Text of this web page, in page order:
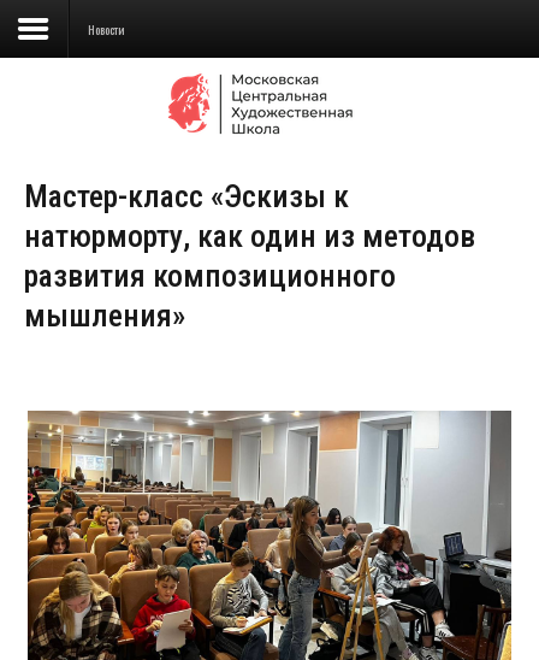
Сведения об образовательной
Школа
Училище
Детская Художественная школа
Образование
Доп. образование
Курсы повышения квалификации
Центр непрерывного образования
Новости
Мастер-класс «Эскизы к
натюрморту, как один из методов
развития композиционного
мышления»